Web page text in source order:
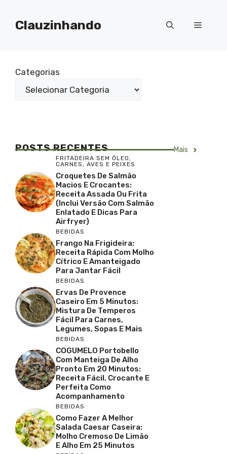
paraClauzinhando Menu
Categorias
POSTS RECENTES Mais
FRITADEIRA SEM ÓLEO,
CARNES, AVES E PEIXES
Croquetes De Salmão
Macios E Crocantes:
Receita Assada Ou Frita
(inclui Versão Com Salmão
Enlatado E Dicas Para
Airfryer)
BEBIDAS
Frango Na Frigideira:
Receita Rápida Com Molho
Cítrico E Amanteigado
Para Jantar Fácil
BEBIDAS
Ervas De Provence
Caseiro Em 5 Minutos:
Mistura De Temperos
Fácil Para Carnes,
Legumes, Sopas E Mais
BEBIDAS
COGUMELO Portobello
Com Manteiga De Alho
Pronto Em 20 Minutos:
Receita Fácil, Crocante E
Perfeita Como
Acompanhamento
BEBIDAS
Como Fazer A Melhor
Salada Caesar Caseira:
Molho Cremoso De Limão
E Alho Em 25 Minutos